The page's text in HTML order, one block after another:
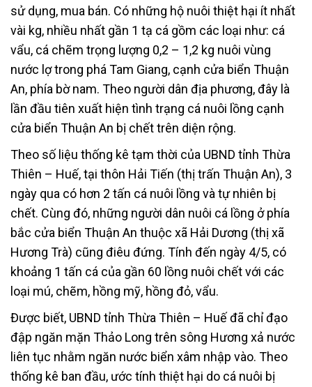
sử dụng, mua bán. Có những hộ nuôi thiệt hại ít nhất
vài kg, nhiều nhất gần 1 tạ cá gồm các loại như: cá
vẩu, cá chẽm trọng lượng 0,2 – 1,2 kg nuôi vùng
nước lợ trong phá Tam Giang, cạnh cửa biển Thuận
An, phía bờ nam. Theo người dân địa phương, đây là
lần đầu tiên xuất hiện tình trạng cá nuôi lồng cạnh
cửa biển Thuận An bị chết trên diện rộng.
Theo số liệu thống kê tạm thời của UBND tỉnh Thừa
Thiên – Huế, tại thôn Hải Tiến (thị trấn Thuận An), 3
ngày qua có hơn 2 tấn cá nuôi lồng và tự nhiên bị
chết. Cùng đó, những người dân nuôi cá lồng ở phía
bắc cửa biển Thuận An thuộc xã Hải Dương (thị xã
Hương Trà) cũng điêu đứng. Tính đến ngày 4/5, có
khoảng 1 tấn cá của gần 60 lồng nuôi chết với các
loại mú, chẽm, hồng mỹ, hồng đỏ, vẩu.
Được biết, UBND tỉnh Thừa Thiên – Huế đã chỉ đạo
đập ngăn mặn Thảo Long trên sông Hương xả nước
liên tục nhằm ngăn nước biển xâm nhập vào. Theo
thống kê ban đầu, ước tính thiệt hại do cá nuôi bị